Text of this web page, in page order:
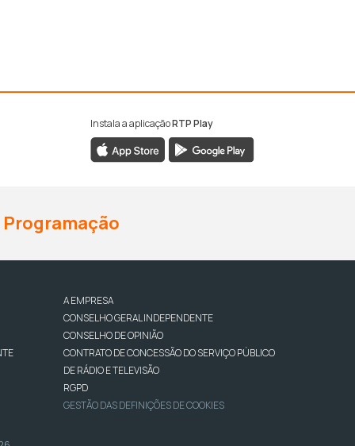
Instala a aplicaçãoRTP Play
Programação
A EMPRESA
CONSELHO GERAL INDEPENDENTE
CONSELHO DE OPINIÃO
CONTRATO DE CONCESSÃO DO SERVIÇO PÚBLICO
DE RÁDIO E TELEVISÃO
RGPD
GESTÃO DAS DEFINIÇÕES DE COOKIES